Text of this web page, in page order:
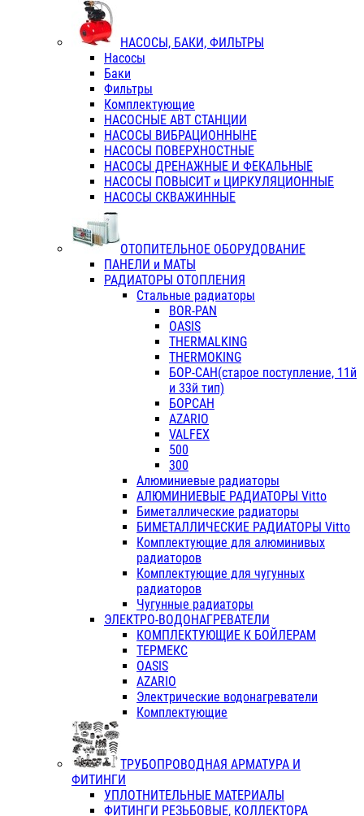
НАСОСЫ, БАКИ, ФИЛЬТРЫ
Насосы
Баки
Фильтры
Комплектующие
НАСОСНЫЕ АВТ СТАНЦИИ
НАСОСЫ ВИБРАЦИОННЫНЕ
НАСОСЫ ПОВЕРХНОСТНЫЕ
НАСОСЫ ДРЕНАЖНЫЕ И ФЕКАЛЬНЫЕ
НАСОСЫ ПОВЫСИТ и ЦИРКУЛЯЦИОННЫЕ
НАСОСЫ СКВАЖИННЫЕ
ОТОПИТЕЛЬНОЕ ОБОРУДОВАНИЕ
ПАНЕЛИ и МАТЫ
РАДИАТОРЫ ОТОПЛЕНИЯ
Стальные радиаторы
BOR-PAN
OASIS
THERMALKING
THERMOKING
БОР-САН(старое поступление, 11й
и 33й тип)
БОРСАН
AZARIO
VALFEX
500
300
Алюминиевые радиаторы
АЛЮМИНИЕВЫЕ РАДИАТОРЫ Vitto
Биметаллические радиаторы
БИМЕТАЛЛИЧЕСКИЕ РАДИАТОРЫ Vitto
Комплектующие для алюминивых
радиаторов
Комплектующие для чугунных
радиаторов
Чугунные радиаторы
ЭЛЕКТРО-ВОДОНАГРЕВАТЕЛИ
КОМПЛЕКТУЮЩИЕ К БОЙЛЕРАМ
ТЕРМЕКС
OASIS
AZARIO
Электрические водонагреватели
Комплектующие
ТРУБОПРОВОДНАЯ АРМАТУРА И
ФИТИНГИ
УПЛОТНИТЕЛЬНЫЕ МАТЕРИАЛЫ
ФИТИНГИ РЕЗЬБОВЫЕ, КОЛЛЕКТОРА